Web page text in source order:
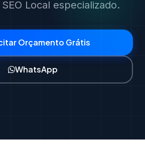
Local especializado.
Orçamento Grátis
WhatsApp